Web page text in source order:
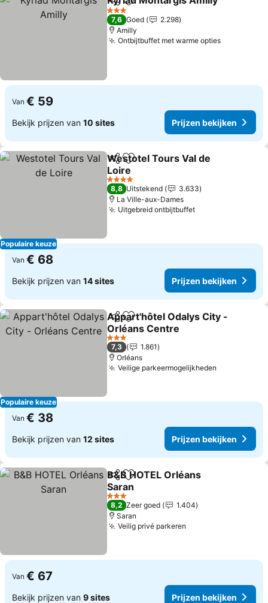
DelenToevoegen aan favorieten
3 Sterren
7,6 Goed
2.298
Amilly
Ontbijtbuffet met warme opties
Van € 59
Bekijk prijzen van 10 sites Prijzen bekijken
Populaire keuze
DelenToevoegen aan favorieten
Westotel Tours Val de
Loire
4 Sterren
8,8 Uitstekend
3.633
La Ville-aux-Dames
Uitgebreid ontbijtbuffet
Van € 68
Bekijk prijzen van 14 sites Prijzen bekijken
Populaire keuze
DelenToevoegen aan favorieten
Appart'hôtel Odalys City -
Orléans Centre
3 Sterren
7,3
1.861
Orléans
Veilige parkeermogelijkheden
Van € 38
Bekijk prijzen van 12 sites Prijzen bekijken
DelenToevoegen aan favorieten
B&B HOTEL Orléans
Saran
3 Sterren
8,2 Zeer goed
1.404
Saran
Veilig privé parkeren
Van € 67
Bekijk prijzen van 9 sites Prijzen bekijken